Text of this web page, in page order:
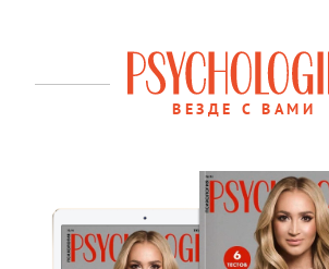
ВЕЗДЕ С ВАМИ